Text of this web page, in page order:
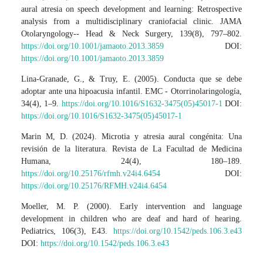
aural atresia on speech development and learning: Retrospective
analysis from a multidisciplinary craniofacial clinic. JAMA
Otolaryngology-- Head & Neck Surgery, 139(8), 797–802.
https://doi.org/10.1001/jamaoto.2013.3859 DOI:
https://doi.org/10.1001/jamaoto.2013.3859
Lina-Granade, G., & Truy, E. (2005). Conducta que se debe
adoptar ante una hipoacusia infantil. EMC - Otorrinolaringología,
34(4), 1–9. https://doi.org/10.1016/S1632-3475(05)45017-1 DOI:
https://doi.org/10.1016/S1632-3475(05)45017-1
Marin M, D. (2024). Microtia y atresia aural congénita: Una
revisión de la literatura. Revista de La Facultad de Medicina
Humana, 24(4), 180–189.
https://doi.org/10.25176/rfmh.v24i4.6454 DOI:
https://doi.org/10.25176/RFMH.v24i4.6454
Moeller, M. P. (2000). Early intervention and language
development in children who are deaf and hard of hearing.
Pediatrics, 106(3), E43. https://doi.org/10.1542/peds.106.3.e43
DOI:https://doi.org/10.1542/peds.106.3.e43